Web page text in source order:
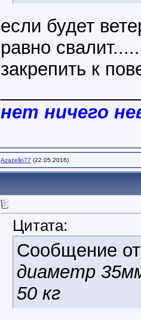
если будет
равно
закрепить к
нет ничего
Azazello77 (22.05.2016)
Цитата:
Сообщение
диаметр
50 кг